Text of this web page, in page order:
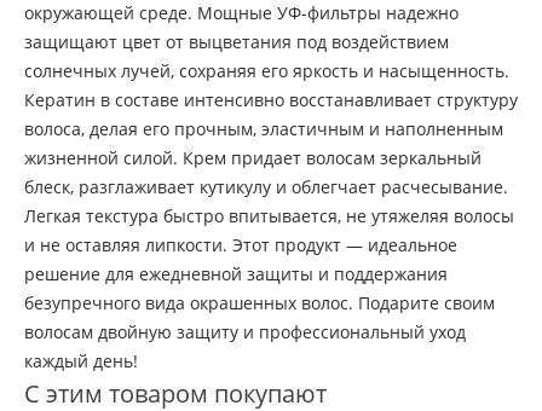
окружающей среде. Мощные УФ-фильтры надежно
защищают цвет от выцветания под воздействием
солнечных лучей, сохраняя его яркость и насыщенность.
Кератин в составе интенсивно восстанавливает структуру
волоса, делая его прочным, эластичным и наполненным
жизненной силой. Крем придает волосам зеркальный
блеск, разглаживает кутикулу и облегчает расчесывание.
Легкая текстура быстро впитывается, не утяжеляя волосы
и не оставляя липкости. Этот продукт — идеальное
решение для ежедневной защиты и поддержания
безупречного вида окрашенных волос. Подарите своим
волосам двойную защиту и профессиональный уход
каждый день!
С этим товаром покупают